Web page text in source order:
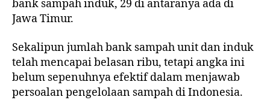
bank sampah induk, 29 di antaranya ada di
Jawa Timur.
Sekalipun jumlah bank sampah unit dan induk
telah mencapai belasan ribu, tetapi angka ini
belum sepenuhnya efektif dalam menjawab
persoalan pengelolaan sampah di Indonesia.